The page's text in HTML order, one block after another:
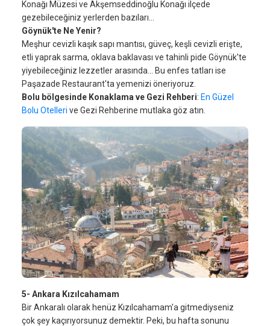
Konağı Müzesi ve Akşemseddinoğlu Konağı ilçede
gezebileceğiniz yerlerden bazıları…
Göynük'te Ne Yenir?
Meşhur cevizli kaşık sapı mantısı, güveç, keşli cevizli erişte,
etli yaprak sarma, oklava baklavası ve tahinli pide Göynük'te
yiyebileceğiniz lezzetler arasında… Bu enfes tatları ise
Paşazade Restaurant'ta yemenizi öneriyoruz.
Bolu bölgesinde Konaklama ve Gezi Rehberi: En Güzel
Bolu Otelleri ve Gezi Rehberine mutlaka göz atın.
5- Ankara Kızılcahamam
Bir Ankaralı olarak henüz Kızılcahamam'a gitmediyseniz
çok şey kaçırıyorsunuz demektir. Peki, bu hafta sonunu